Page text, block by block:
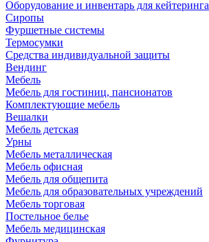
Оборудование и инвентарь для кейтеринга
Сиропы
Фуршетные системы
Термосумки
Средства индивидуальной защиты
Вендинг
Мебель
Мебель для гостиниц, пансионатов
Комплектующие мебель
Вешалки
Мебель детская
Урны
Мебель металлическая
Мебель офисная
Мебель для общепита
Мебель для образовательных учреждений
Мебель торговая
Постельное белье
Мебель медицинская